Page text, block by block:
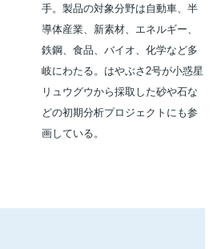
手。製品の対象分野は自動車、半
導体産業、新素材、エネルギー、
鉄鋼、食品、バイオ、化学など多
岐にわたる。はやぶさ2号が小惑星
リュウグウから採取した砂や石な
どの初期分析プロジェクトにも参
画している。